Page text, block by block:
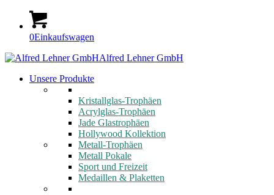
0Einkaufswagen
Alfred Lehner GmbH
Unsere Produkte
Kristallglas-Trophäen
Acrylglas-Trophäen
Jade Glastrophäen
Hollywood Kollektion
Metall-Trophäen
Metall Pokale
Sport und Freizeit
Medaillen & Plaketten